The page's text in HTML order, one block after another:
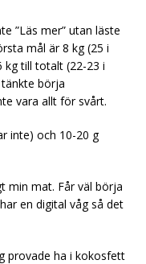
”Läs mer” utan läste
mål är 8 kg (25 i
kg till totalt (22-23 i
börja
vara allt för svårt.
inte) och 10-20 g
min mat. Får väl börja
en digital våg så det
provade ha i kokosfett